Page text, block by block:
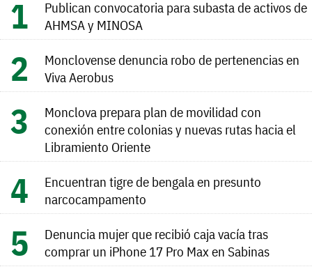
Publican convocatoria para subasta de activos de
AHMSA y MINOSA
Monclovense denuncia robo de pertenencias en
Viva Aerobus
Monclova prepara plan de movilidad con
conexión entre colonias y nuevas rutas hacia el
Libramiento Oriente
Encuentran tigre de bengala en presunto
narcocampamento
Denuncia mujer que recibió caja vacía tras
comprar un iPhone 17 Pro Max en Sabinas